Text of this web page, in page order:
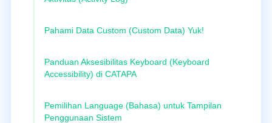
Pahami Data Custom (Custom Data) Yuk!
Panduan Aksesibilitas Keyboard (Keyboard
Accessibility) di CATAPA
Pemilihan Language (Bahasa) untuk Tampilan
Penggunaan Sistem